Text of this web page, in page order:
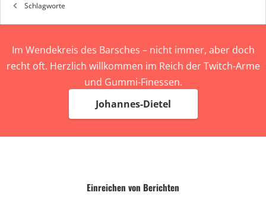
Schlagworte
Im Wendekreis des Barsches – nicht immer, aber doch
recht oft. Herzlich willkommen im Reich der Twitch-Arme
und Gummi-Finessen.
Johannes-Dietel
Einreichen von Berichten